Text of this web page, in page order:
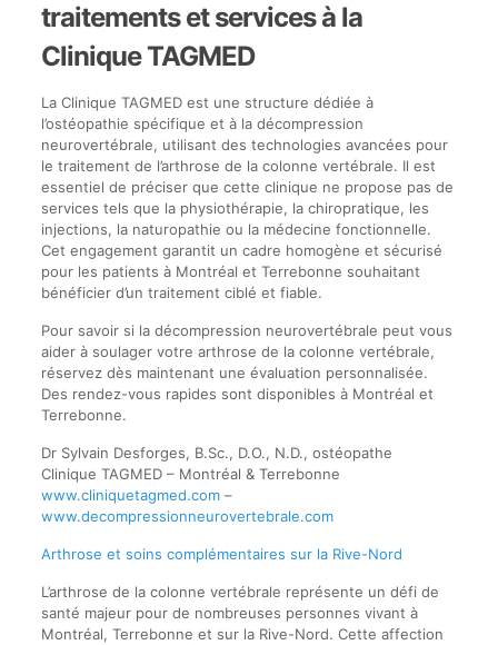
traitements et services à la
Clinique TAGMED
La Clinique TAGMED est une structure dédiée à
l’ostéopathie spécifique et à la décompression
neurovertébrale, utilisant des technologies avancées pour
le traitement de l’arthrose de la colonne vertébrale. Il est
essentiel de préciser que cette clinique ne propose pas de
services tels que la physiothérapie, la chiropratique, les
injections, la naturopathie ou la médecine fonctionnelle.
Cet engagement garantit un cadre homogène et sécurisé
pour les patients à Montréal et Terrebonne souhaitant
bénéficier d’un traitement ciblé et fiable.
Pour savoir si la décompression neurovertébrale peut vous
aider à soulager votre arthrose de la colonne vertébrale,
réservez dès maintenant une évaluation personnalisée.
Des rendez-vous rapides sont disponibles à Montréal et
Terrebonne.
Dr Sylvain Desforges, B.Sc., D.O., N.D., ostéopathe
Clinique TAGMED – Montréal & Terrebonne
www.cliniquetagmed.com–
www.decompressionneurovertebrale.com
Arthrose et soins complémentaires sur la Rive-Nord
L’arthrose de la colonne vertébrale représente un défi de
santé majeur pour de nombreuses personnes vivant à
Montréal, Terrebonne et sur la Rive-Nord. Cette affection